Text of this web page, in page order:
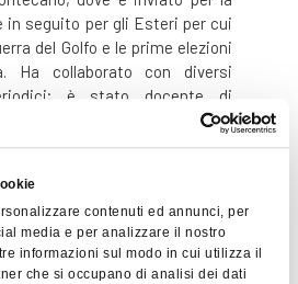
contenuti ed annunci, per
media e per analizzare il nostro
informazioni sul modo in cui utilizza il
che si occupano di analisi dei dati
in seguito per gli Esteri per cui
del Golfo e le prime elezioni
Ha collaborato con diversi
è stato docente di
Facoltà di Scienze della
“La Sapienza” di
di Cotec, Fondazione per
è stato Consigliere per i
Stampa Estera presso la
dei Ministri.